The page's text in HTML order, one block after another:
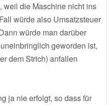
weil die Maschine nicht ins
würde also Umsatzsteuer
würde man darüber
geworden ist,
dem Strich) anfallen
ja nie erfolgt, so dass für